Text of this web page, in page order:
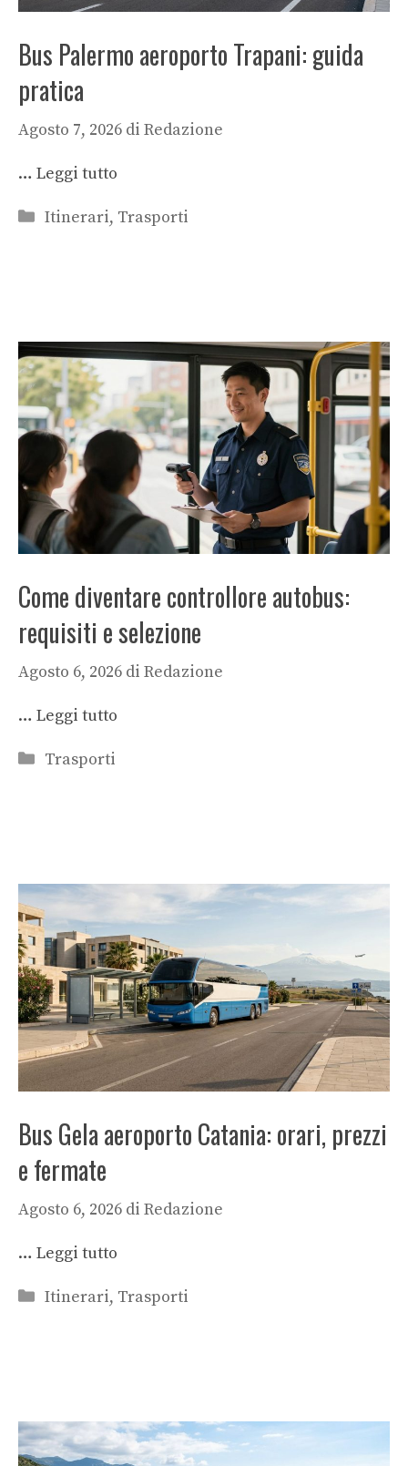
Bus Palermo aeroporto Trapani: guida
pratica
Agosto 7, 2026 di Redazione
… Leggi tutto
Categorie
Itinerari, Trasporti
Come diventare controllore autobus:
requisiti e selezione
Agosto 6, 2026 di Redazione
… Leggi tutto
Categorie
Trasporti
Bus Gela aeroporto Catania: orari, prezzi
e fermate
Agosto 6, 2026 di Redazione
… Leggi tutto
Categorie
Itinerari, Trasporti